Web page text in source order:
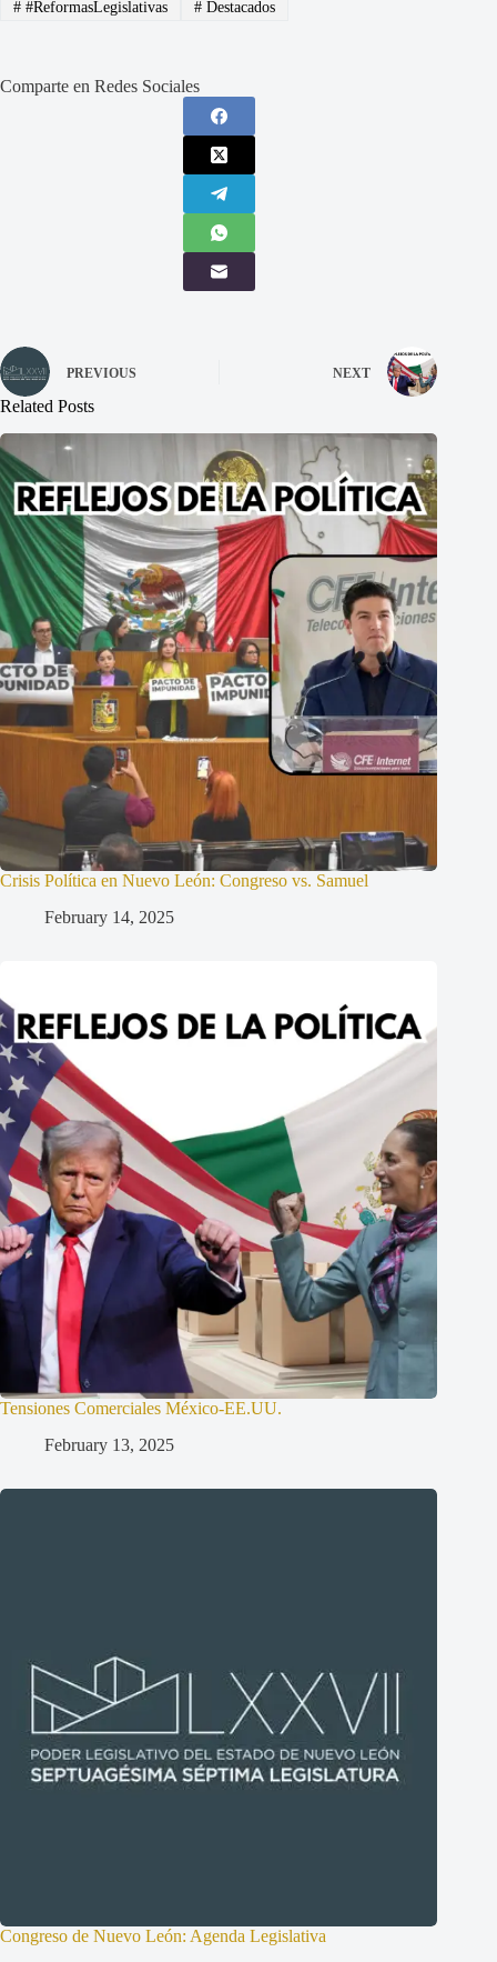
##ReformasLegislativas #Destacados
Comparte en Redes Sociales
PREVIOUS NEXT
Related Posts
Crisis Política en Nuevo León: Congreso vs. Samuel
February 14, 2025
Tensiones Comerciales México-EE.UU.
February 13, 2025
Congreso de Nuevo León: Agenda Legislativa